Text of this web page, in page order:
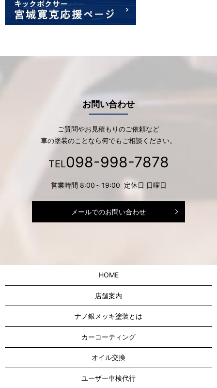
お問い合わせ
ご質問やお見積もりのご依頼など
車の塗装のことなら何でもご相談ください。
TEL098-998-7878
営業時間 8:00～19:00 定休日 日曜日
メールでのお問い合わせ
HOME
店舗案内
ナノ銀メッキ塗装とは
カーコーティング
オイル交換
ユーザー車検代行